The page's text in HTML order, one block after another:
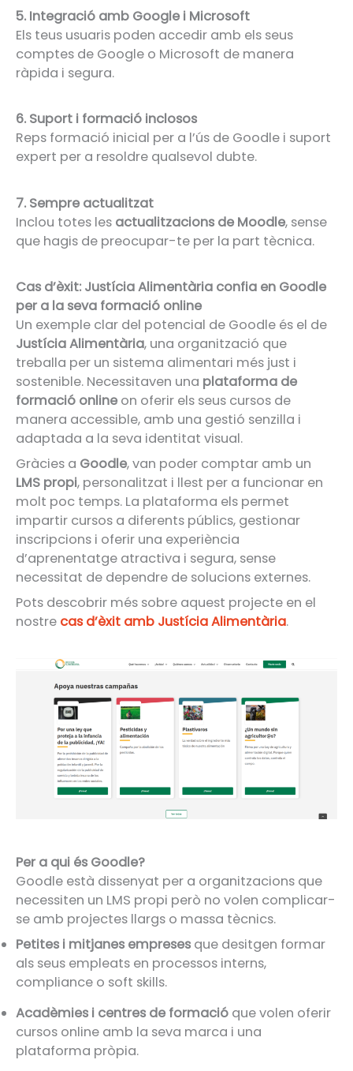
5. Integració amb Google i Microsoft
Els teus usuaris poden accedir amb els seus
comptes de Google o Microsoft de manera
ràpida i segura.
6. Suport i formació inclosos
Reps formació inicial per a l’ús de Goodle i suport
expert per a resoldre qualsevol dubte.
7. Sempre actualitzat
Inclou totes les actualitzacions de Moodle, sense
que hagis de preocupar-te per la part tècnica.
Cas d’èxit: Justícia Alimentària confia en Goodle
per a la seva formació online
Un exemple clar del potencial de Goodle és el de
Justícia Alimentària, una organització que
treballa per un sistema alimentari més just i
sostenible. Necessitaven una plataforma de
formació online on oferir els seus cursos de
manera accessible, amb una gestió senzilla i
adaptada a la seva identitat visual.
Gràcies a Goodle, van poder comptar amb un
LMS propi, personalitzat i llest per a funcionar en
molt poc temps. La plataforma els permet
impartir cursos a diferents públics, gestionar
inscripcions i oferir una experiència
d’aprenentatge atractiva i segura, sense
necessitat de dependre de solucions externes.
Pots descobrir més sobre aquest projecte en el
nostre cas d’èxit amb Justícia Alimentària.
Per a qui és Goodle?
Goodle està dissenyat per a organitzacions que
necessiten un LMS propi però no volen complicar-
se amb projectes llargs o massa tècnics.
Petites i mitjanes empreses que desitgen formar
als seus empleats en processos interns,
compliance o soft skills.
Acadèmies i centres de formació que volen oferir
cursos online amb la seva marca i una
plataforma pròpia.